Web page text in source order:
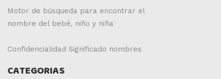
Motor de búsqueda para encontrar el
nombre del bebé, niño y niña
Confidencialidad Significado nombres
CATEGORIAS